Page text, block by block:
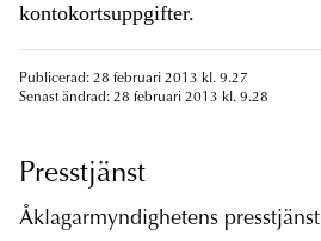
kontokortsuppgifter.
Publicerad: 28 februari 2013 kl. 9.27
Senast ändrad: 28 februari 2013 kl. 9.28
Presstjänst
Åklagarmyndighetens presstjänst